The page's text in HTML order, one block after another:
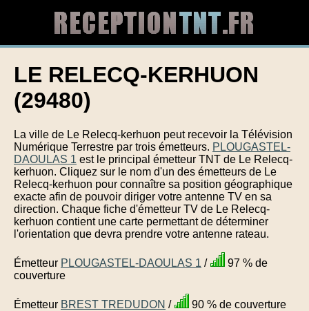
LE RELECQ-KERHUON
(29480)
La ville de Le Relecq-kerhuon peut recevoir la Télévision
Numérique Terrestre par trois émetteurs. PLOUGASTEL-
DAOULAS 1 est le principal émetteur TNT de Le Relecq-
kerhuon. Cliquez sur le nom d'un des émetteurs de Le
Relecq-kerhuon pour connaître sa position géographique
exacte afin de pouvoir diriger votre antenne TV en sa
direction. Chaque fiche d'émetteur TV de Le Relecq-
kerhuon contient une carte permettant de déterminer
l'orientation que devra prendre votre antenne rateau.
Émetteur PLOUGASTEL-DAOULAS 1 /
97 % de
couverture
Émetteur BREST TREDUDON / 90 % de couverture